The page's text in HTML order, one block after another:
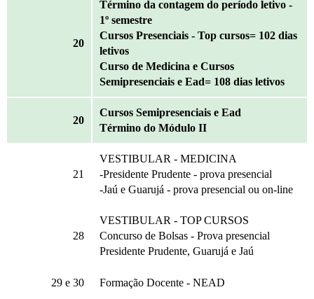
20
Término da contagem do período letivo -
1º semestre
Cursos Presenciais - Top cursos= 102 dias
letivos
Curso de Medicina e Cursos
Semipresenciais e Ead= 108 dias letivos
20
Cursos Semipresenciais e Ead
Término do Módulo II
21
VESTIBULAR - MEDICINA
-Presidente Prudente - prova presencial
-Jaú e Guarujá - prova presencial ou on-line
28
VESTIBULAR - TOP CURSOS
Concurso de Bolsas - Prova presencial
Presidente Prudente, Guarujá e Jaú
29 e 30 Formação Docente - NEAD